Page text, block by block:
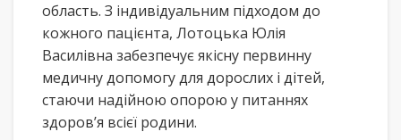
область. З індивідуальним підходом до
кожного пацієнта, Лотоцька Юлія
Василівна забезпечує якісну первинну
медичну допомогу для дорослих і дітей,
стаючи надійною опорою у питаннях
здоров’я всієї родини.